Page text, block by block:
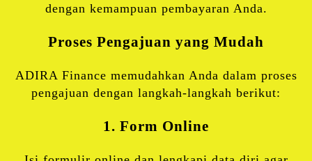
dengan kemampuan pembayaran Anda.
Proses Pengajuan yang Mudah
ADIRA Finance memudahkan Anda dalam proses
pengajuan dengan langkah-langkah berikut:
1. Form Online